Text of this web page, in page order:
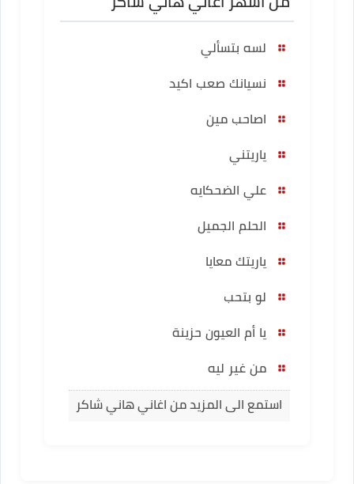
لسه بتسألي
نسيانك صعب اكيد
اصاحب مين
ياريتني
علي الضحكايه
الحلم الجميل
ياريتك معايا
لو بتحب
يا أم العيون حزينة
من غير ليه
استمع الى المزيد من اغاني هاني شاكر